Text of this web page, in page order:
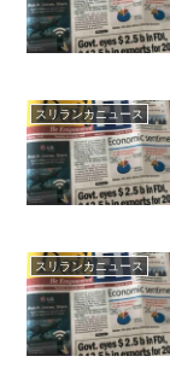
スリランカニュース
スリランカニュース